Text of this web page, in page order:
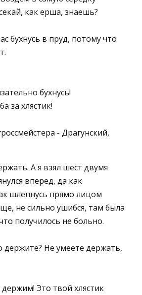
как ерша, знаешь?
бухнусь в пруд, потому что
бухнусь!
за хлястик!
А я взял шест двумя
вперед, да как
шлепнусь прямо лицом
не сильно ушибся, там была
получилось не больно.
держите? Не умеете держать,
Это твой хлястик